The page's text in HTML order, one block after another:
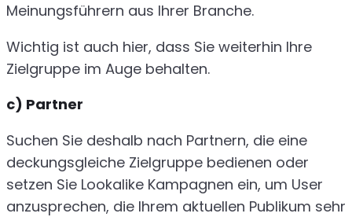
Meinungsführern aus Ihrer Branche.
Wichtig ist auch hier, dass Sie weiterhin Ihre
Zielgruppe im Auge behalten.
c) Partner
Suchen Sie deshalb nach Partnern, die eine
deckungsgleiche Zielgruppe bedienen oder
setzen Sie Lookalike Kampagnen ein, um User
anzusprechen, die Ihrem aktuellen Publikum sehr